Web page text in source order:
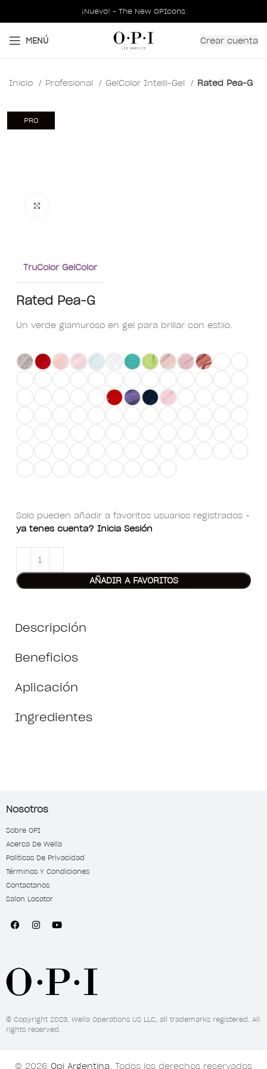
¡Nuevo! - The New OPIcons
MENÚ Crear cuenta
Inicio Profesional GelColor Intelli-Gel Rated Pea-G
PRO
TruColor GelColor
Rated Pea-G
Un verde glamuroso en gel para brillar con estilo.
Solo pueden añadir a favoritos usuarios registrados -
ya tenes cuenta? Inicia Sesión
AÑADIR A FAVORITOS
Descripción
Beneficios
Aplicación
Ingredientes
Nosotros
Sobre OPI
Acerca De Wella
Políticas De Privacidad
Términos Y Condiciones
Contactanos
Salon Locator
© Copyright 2023, Wella Operations US LLC, all trademarks registered. All
rights reserved.
© 2026 Opi Argentina . Todos los derechos reservados